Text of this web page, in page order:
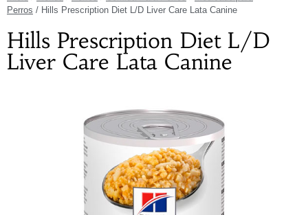
Perros / Hills Prescription Diet L/D Liver Care Lata Canine
Hills Prescription Diet L/D
Liver Care Lata Canine